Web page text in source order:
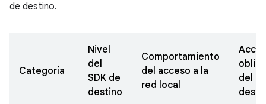
de destino.
Categoría
Nivel
del
SDK de
destino
Comportamiento
del acceso a la
red local
del